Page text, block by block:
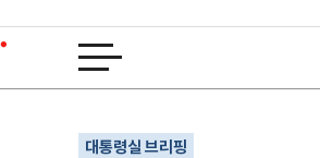
전체메뉴 열기
대통령실 브리핑
기사인쇄
글자확대
글자축소